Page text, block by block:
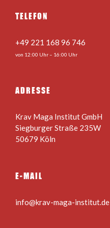
TELEFON
+49 221 168 96 746
von 12:00 Uhr – 16:00 Uhr
ADRESSE
Krav Maga Institut GmbH
Siegburger Straße 235W
50679 Köln
E-MAIL
info@krav-maga-institut.de